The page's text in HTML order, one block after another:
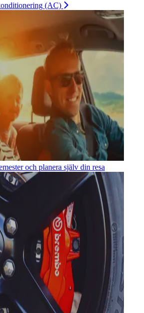
(AC)
och planera själv din resa